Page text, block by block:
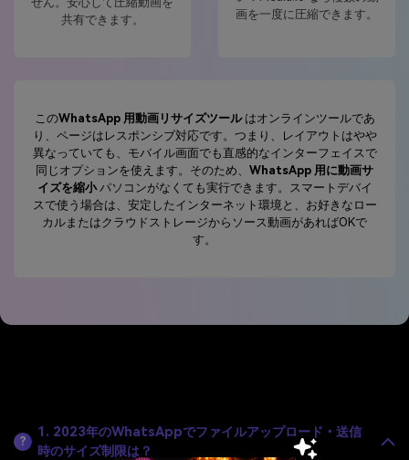
共有できます。
画を一度に圧縮できます。
このWhatsApp 用動画リサイズツールはオンラインツールであ
り、ページはレスポンシブ対応です。つまり、レイアウトはやや
異なっていても、モバイル画面でも直感的なインターフェイスで
同じオプションを使えます。そのため、 WhatsApp 用に動画サ
イズを縮小パソコンがなくても実行できます。スマートデバイ
スで使う場合は、安定したインターネット環境と、お好きなロー
カルまたはクラウドストレージからソース動画があればOKで
す。
?
1. 2023年のWhatsAppでファイルアップロード・送信
時のサイズ制限は？